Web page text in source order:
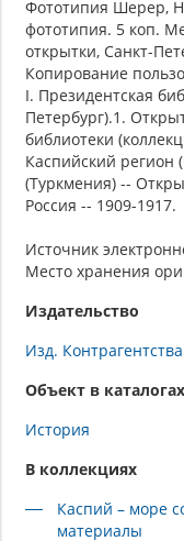
Фототипия Шерер,
фототипия. 5 коп.
открытки, Санкт-
Копирование
I. Президентская
Петербург).1.
библиотеки
Каспийский регион
(Туркмения) --
Россия -- 1909-1917.
Источник
Место хранения
Издательство
Изд.
Объект в каталогах
История
В коллекциях
Каспий – море
материалы